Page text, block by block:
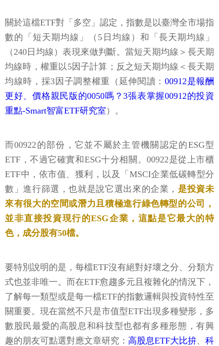
關於這檔ETF對「多空」認定，指數是以臺灣全市場指
數的「短天期均線」（5日均線）和「長天期均線」
（240日均線）表現來做判斷。當短天期均線＞長天期
均線時，權重以5因子計算；反之短天期均線＜長天期
均線時，採3因子調整權重（延伸閱讀： 00912是報酬
更好、價格親民版的0050嗎？3張表掌握00912的投資
重點-Smart智富ETF研究室 ）。
而00922的部份，它並不屬於主管機關認定的ESG型
ETF，不過它確實和ESG十分相關。00922是從上市櫃
ETF中，依市值、獲利，以及「MSCI企業低碳轉型分
數」進行篩選，也就是說它選出來的企業， 是投資未
來有很大的空間或潛力且積極進行綠色轉型的公司，
並非直接投資現行的ESG企業，這點是它最大的特
色，成分股有50檔。
要特別說明的是，每檔ETF沒有絕對好壞之分、分類方
式也並非唯一。而在ETF愈趨多元且複雜化的情況下，
了解每一類型或是每一檔ETF的指數邏輯與投資特性至
關重要。現在當然不只是市值型ETF出現多種變形，多
數股民最愛的高股息和科技型也都有多種形態，有興
趣的朋友可點選對應文章研究： 高股息ETF大比拚、 科